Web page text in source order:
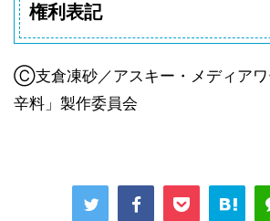
権利表記
Ⓒ支倉凍砂／アスキー・メディアワ
辛料」製作委員会